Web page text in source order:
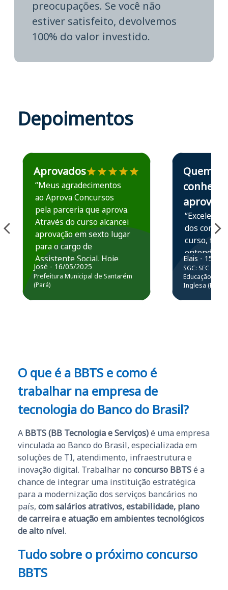
preocupações. Se você não
estiver satisfeito, devolvemos
100% do valor investido.
Depoimentos
Estudante José recomenda o Aprova Concursos em
Aprovados
“Meus agradecimentos
ao Aprova Concursos
pela parceria que aprova.
Através do curso alcancei
aprovação em sexto lugar
para o cargo de
Assistente Social. Hoje
estou atuando na
Prefeitura de Santarém.
José - 16/05/2025
Prefeitura Municipal de Santarém
(Pará)
Estudante Elais
Quem
conhece,
aprova
“Excelente
dos
curso,
entender e
prática
resolução
questões.”
Elais - 15/07/
SGC: SEC BA
Educação
Inglesa (Edital
O que é a BBTS e como é
trabalhar na empresa de
tecnologia do Banco do Brasil?
A BBTS (BB Tecnologia e Serviços)é uma empresa
vinculada ao Banco do Brasil, especializada em
soluções de TI, atendimento, infraestrutura e
inovação digital. Trabalhar no concurso BBTSé a
chance de integrar uma instituição estratégica
para a modernização dos serviços bancários no
país, com salários atrativos, estabilidade, plano
de carreira e atuação em ambientes tecnológicos
de alto nível.
Tudo sobre o próximo concurso
BBTS